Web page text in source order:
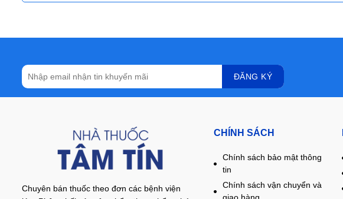
Chuyên bán thuốc theo đơn các bệnh viện
CHÍNH SÁCH
Chính sách bảo mật thông
tin
Chính sách vận chuyển và